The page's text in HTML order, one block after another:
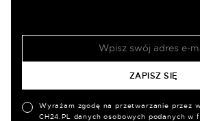
Wyrażam zgodę na przetwarzanie przez
CH24.PL danych osobowych podanych w